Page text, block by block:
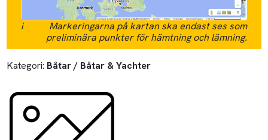
i
Markeringarna på kartan ska endast ses som
preliminära punkter för hämtning och lämning.
Kategori: Båtar / Båtar & Yachter